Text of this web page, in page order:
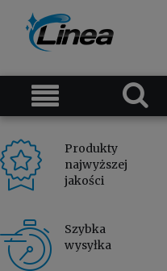
Produkty
najwyższej
jakości
Szybka
wysyłka